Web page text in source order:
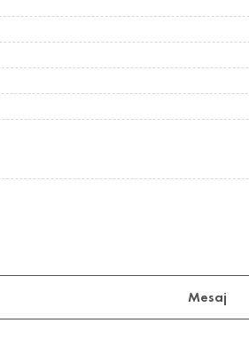
Mesaj